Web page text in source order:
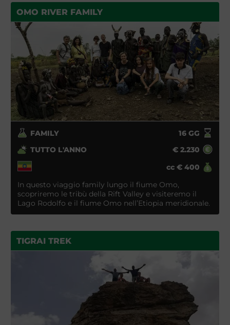
OMO RIVER FAMILY
FAMILY 16GG
TUTTO L'ANNO
€ 2.230
cc € 400
In questo viaggio family lungo il fiume Omo,
scopriremo le tribù della Rift Valley e visiteremo il
Lago Rodolfo e il fiume Omo nell’Etiopia meridionale.
TIGRAI TREK